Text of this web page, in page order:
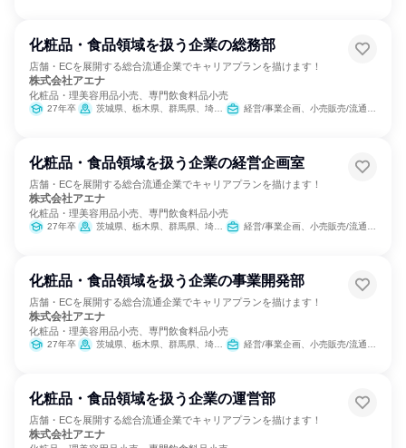
化粧品・食品領域を扱う企業の総務部
店舗・ECを展開する総合流通企業でキャリアプランを描けます！
株式会社アエナ
化粧品・理美容用品小売、専門飲食料品小売
27年卒 茨城県、栃木県、群馬県、埼玉県、千葉県、東京都、神奈川県、愛知県、滋賀県、京都府、大阪府、兵庫県、奈良県、和歌山県 経営/事業企画、小売販売/流通、SCM/生産管理/購買/物流、人事、総務、商品企画、マーケティング・広告・宣伝
化粧品・食品領域を扱う企業の経営企画室
店舗・ECを展開する総合流通企業でキャリアプランを描けます！
株式会社アエナ
化粧品・理美容用品小売、専門飲食料品小売
27年卒 茨城県、栃木県、群馬県、埼玉県、千葉県、東京都、神奈川県、愛知県、滋賀県、京都府、大阪府、兵庫県、奈良県、和歌山県 経営/事業企画、小売販売/流通、SCM/生産管理/購買/物流、人事、総務、商品企画、マーケティング・広告・宣伝
化粧品・食品領域を扱う企業の事業開発部
店舗・ECを展開する総合流通企業でキャリアプランを描けます！
株式会社アエナ
化粧品・理美容用品小売、専門飲食料品小売
27年卒 茨城県、栃木県、群馬県、埼玉県、千葉県、東京都、神奈川県、愛知県、滋賀県、京都府、大阪府、兵庫県、奈良県、和歌山県 経営/事業企画、小売販売/流通、SCM/生産管理/購買/物流、人事、総務、商品企画、マーケティング・広告・宣伝
化粧品・食品領域を扱う企業の運営部
店舗・ECを展開する総合流通企業でキャリアプランを描けます！
株式会社アエナ